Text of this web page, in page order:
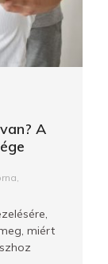
A
,
miért